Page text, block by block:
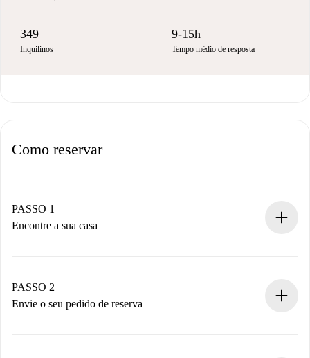
349
Inquilinos
9-15h
Tempo médio de resposta
Como reservar
PASSO 1
Encontre a sua casa
Você tem todas as informações necessárias
antecipadamente.
PASSO 2
Envie o seu pedido de reserva